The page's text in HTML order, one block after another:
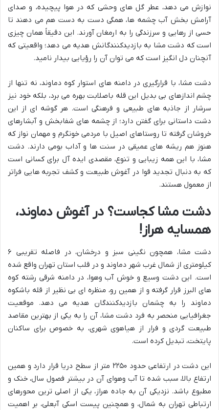
نوازش می دهد، عطر گل های وحشی که در هوا پیچیده، و صدای
آرامش بخش آب چشمه ها، همگی دست به دست هم می دهند تا
حسی از رهایی و سرزندگی را به ارمغان آورند. این دقیقاً همان چیزی
است که دشت مشا به بازدیدکنندگانش هدیه می دهد؛ واقعیتی که
آنچنان دل انگیز است که می توان آن را رؤیایی بیدار نامید.
دشت مشا، با قرارگیری در دامنه های استوار کوه دماوند، نه تنها از
چشم اندازهای بی بدیل این قله باصلابت بهره می برد، بلکه خود نیز
سرشار از جاذبه های طبیعی و فرهنگی است. هر گوشه ای از این
دشت داستانی برای گفتن دارد؛ از چشمه های شفابخش و آبشارهای
خروشان گرفته تا روستاهای اصیل با مردمی خونگرم و مهمان نواز که
هنوز هم ریشه های عمیقی در سنت ها و آداب بومی دارند. دشت
مشا، با این همه زیبایی و تنوع، مقصدی ایده آل برای کسانی است
که به دنبال تجدید قوا در آغوش طبیعت و کشف تجربه هایی فراتر
از معمول هستند.
دشت مشا کجاست؟ در آغوش دماوند،
همسایه هراز!
دشت مشا، همچون نگینی سبز و درخشان، در فاصله تقریبی ۶
کیلومتری از شمال غرب شهر دماوند و در قلب استان تهران واقع شده
است. این دشت وسیع و خوش آب وهوا، در دامنه شرقی رشته کوه
های البرز قرار گرفته و از همین رو، منظره ای بی نظیر از قله باشکوه
دماوند را به چشمان بازدیدکنندگان هدیه می دهد. موقعیت
جغرافیایی منحصر به فرد دشت مشا، آن را به یکی از بهترین مقاصد
طبیعت گردی و فرار از هیاهوی شهری، به خصوص برای ساکنان
پایتخت، تبدیل کرده است.
این دشت در ارتفاعی حدود ۲۲۵۰ متر از سطح دریا قرار دارد و همین
ارتفاع بالا، سبب شده تا آب وهوای آن در بیشتر فصول سال، خنک و
مطبوع باشد. نزدیکی آن به جاده هراز، یکی از اصلی ترین محورهای
ارتباطی تهران به شمال، و همچنین پیست اسکی آبعلی، بر اهمیت